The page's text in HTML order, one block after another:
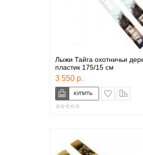
Лыжи Тайга охотничьи
пластик 175/15 см
3 550 р.
в закладки